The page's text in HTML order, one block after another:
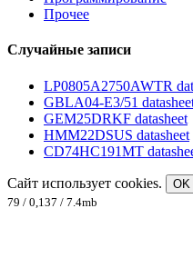
Прочее
Случайные записи
LP0805A2750AWTR
GBLA04-E3/51
GEM25DRKF datasheet
HMM22DSUS datasheet
CD74HC191MT
Сайт использует cookies.
OK
79 / 0,137 / 7.4mb